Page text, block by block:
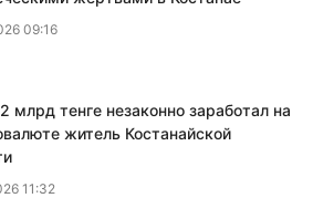
09:16
млрд тенге незаконно заработал на
житель Костанайской
11:32